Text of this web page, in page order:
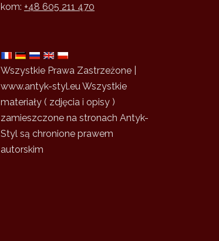
kom: +48 605 211 470
Wszystkie Prawa Zastrzeżone |
www.antyk-styl.eu Wszystkie
materiały ( zdjęcia i opisy )
zamieszczone na stronach Antyk-
Styl są chronione prawem
autorskim